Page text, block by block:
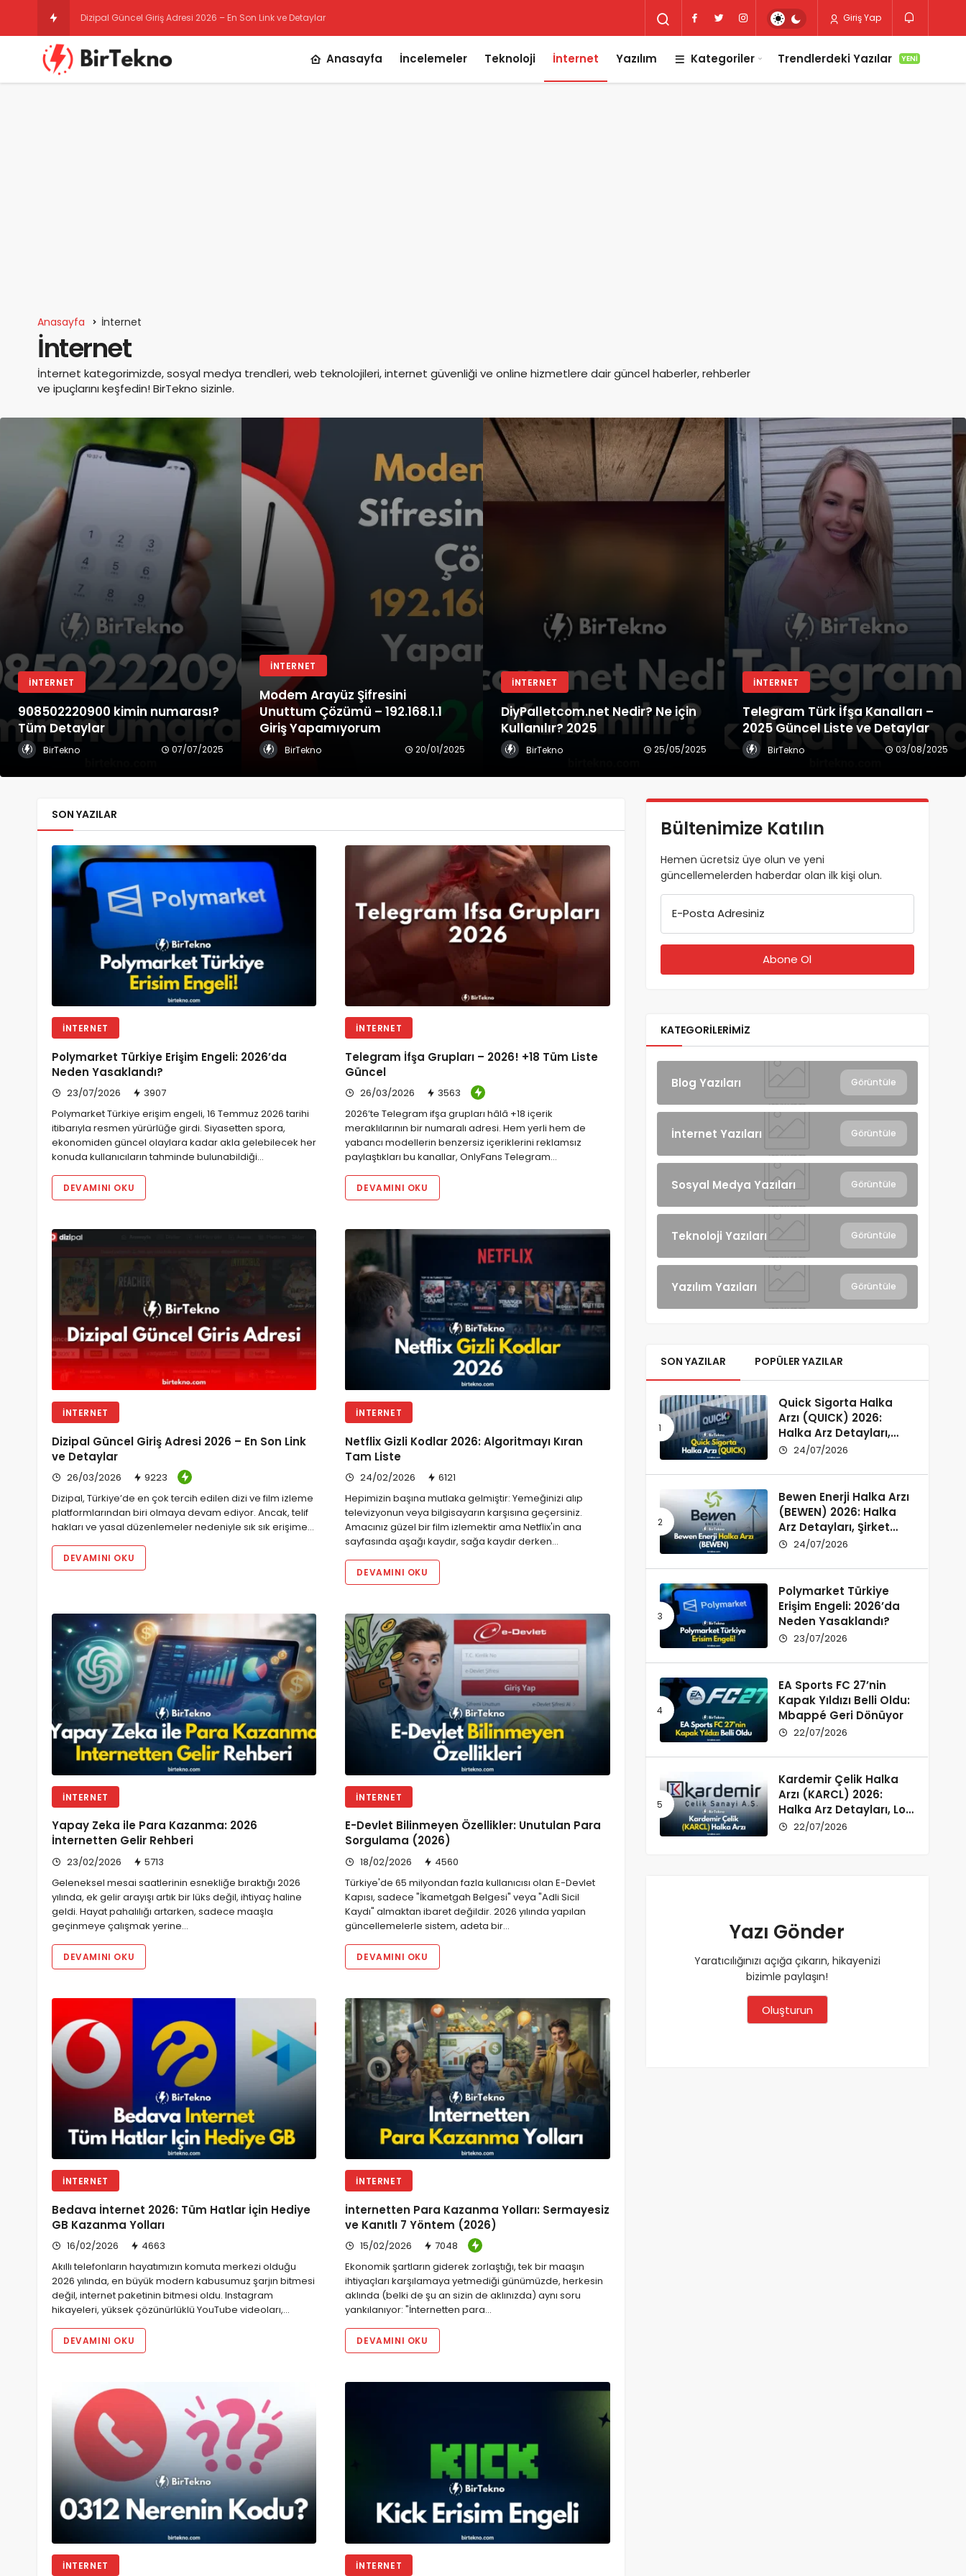
Selcuksportshd Giriş Adresi – 2025 Gün Giriş Yap
Anasayfa İncelemeler Teknoloji İnternet Yazılım Kategoriler Trendlerdeki Yazılar YENI
Anasayfa İnternet
İnternet
İnternet kategorimizde, sosyal medya trendleri, web teknolojileri, internet güvenliği ve online hizmetlere dair güncel haberler, rehberler
ve ipuçlarını keşfedin! BirTekno sizinle.
İNTERNET
908502220900 kimin numarası?
Tüm Detaylar
BirTekno 07/07/2025
İNTERNET
Modem Arayüz Şifresini
Unuttum Çözümü – 192.168.1.1
Giriş Yapamıyorum
BirTekno 20/01/2025
İNTERNET
DiyPalletcom.net Nedir? Ne için
Kullanılır? 2025
BirTekno 25/05/2025
İNTERNET
Telegram Türk İfşa Kanalları –
2025 Güncel Liste ve Detaylar
BirTekno 03/08/2025
SON YAZILAR
İNTERNET
Polymarket Türkiye Erişim Engeli: 2026’da
Neden Yasaklandı?
23/07/2026
3907
Polymarket Türkiye erişim engeli, 16 Temmuz 2026 tarihi
itibarıyla resmen yürürlüğe girdi. Siyasetten spora,
ekonomiden güncel olaylara kadar akla gelebilecek her
konuda kullanıcıların tahminde bulunabildiği…
DEVAMINI OKU
İNTERNET
Telegram İfşa Grupları – 2026! +18 Tüm Liste
Güncel
26/03/2026
3563
2026’te Telegram ifşa grupları hâlâ +18 içerik
meraklılarının bir numaralı adresi. Hem yerli hem de
yabancı modellerin benzersiz içeriklerini reklamsız
paylaştıkları bu kanallar, OnlyFans Telegram…
DEVAMINI OKU
İNTERNET
Dizipal Güncel Giriş Adresi 2026 – En Son Link
ve Detaylar
26/03/2026
9223
Dizipal, Türkiye’de en çok tercih edilen dizi ve film izleme
platformlarından biri olmaya devam ediyor. Ancak, telif
hakları ve yasal düzenlemeler nedeniyle sık sık erişime…
DEVAMINI OKU
İNTERNET
Netflix Gizli Kodlar 2026: Algoritmayı Kıran
Tam Liste
24/02/2026
6121
Hepimizin başına mutlaka gelmiştir: Yemeğinizi alıp
televizyonun veya bilgisayarın karşısına geçersiniz.
Amacınız güzel bir film izlemektir ama Netflix'in ana
sayfasında aşağı kaydır, sağa kaydır derken…
DEVAMINI OKU
İNTERNET
Yapay Zeka ile Para Kazanma: 2026
İnternetten Gelir Rehberi
23/02/2026
5713
Geleneksel mesai saatlerinin esnekliğe bıraktığı 2026
yılında, ek gelir arayışı artık bir lüks değil, ihtiyaç haline
geldi. Hayat pahalılığı artarken, sadece maaşla
geçinmeye çalışmak yerine…
DEVAMINI OKU
İNTERNET
E-Devlet Bilinmeyen Özellikler: Unutulan Para
Sorgulama (2026)
18/02/2026
4560
Türkiye'de 65 milyondan fazla kullanıcısı olan E-Devlet
Kapısı, sadece "İkametgah Belgesi" veya "Adli Sicil
Kaydı" almaktan ibaret değildir. 2026 yılında yapılan
güncellemelerle sistem, adeta bir…
DEVAMINI OKU
İNTERNET
Bedava İnternet 2026: Tüm Hatlar İçin Hediye
GB Kazanma Yolları
16/02/2026
4663
Akıllı telefonların hayatımızın komuta merkezi olduğu
2026 yılında, en büyük modern kabusumuz şarjın bitmesi
değil, internet paketinin bitmesi oldu. Instagram
hikayeleri, yüksek çözünürlüklü YouTube videoları,…
DEVAMINI OKU
İNTERNET
İnternetten Para Kazanma Yolları: Sermayesiz
ve Kanıtlı 7 Yöntem (2026)
15/02/2026
7048
Ekonomik şartların giderek zorlaştığı, tek bir maaşın
ihtiyaçları karşılamaya yetmediği günümüzde, herkesin
aklında (belki de şu an sizin de aklınızda) aynı soru
yankılanıyor: "İnternetten para…
DEVAMINI OKU
İNTERNET İNTERNET
Bültenimize Katılın
Hemen ücretsiz üye olun ve yeni
güncellemelerden haberdar olan ilk kişi olun.
E-Posta Adresiniz
KATEGORILERIMIZ
Blog Yazıları Görüntüle
İnternet Yazıları Görüntüle
Sosyal Medya Yazıları Görüntüle
Teknoloji Yazıları Görüntüle
Yazılım Yazıları Görüntüle
SON YAZILAR POPÜLER YAZILAR
Quick Sigorta Halka
Arzı (QUICK) 2026:
Halka Arz Detayları,
Şirket Profili ve
24/07/2026
Bewen Enerji Halka Arzı
(BEWEN) 2026: Halka
Arz Detayları, Şirket
Profili ve Fon Kullanımı
24/07/2026
Polymarket Türkiye
Erişim Engeli: 2026’da
Neden Yasaklandı?
23/07/2026
EA Sports FC 27’nin
Kapak Yıldızı Belli Oldu:
Mbappé Geri Dönüyor
22/07/2026
Kardemir Çelik Halka
Arzı (KARCL) 2026:
Halka Arz Detayları, Lot
Dağılımı ve Şirket Profili
22/07/2026
Yazı Gönder
Yaratıcılığınızı açığa çıkarın, hikayenizi
bizimle paylaşın!
Oluşturun